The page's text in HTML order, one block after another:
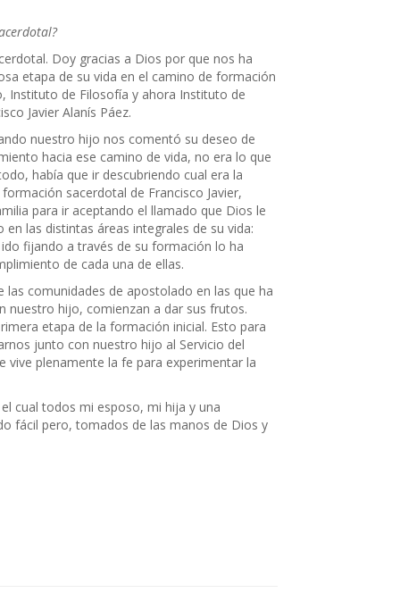
Doy gracias a Dios por que nos ha
etapa de su vida en el camino de formación
Instituto de Filosofía y ahora Instituto de
Javier Alanís Páez.
nuestro hijo nos comentó su deseo de
hacia ese camino de vida, no era lo que
había que ir descubriendo cual era la
sacerdotal de Francisco Javier,
para ir aceptando el llamado que Dios le
las distintas áreas integrales de su vida:
fijando a través de su formación lo ha
de cada una de ellas.
comunidades de apostolado en las que ha
nuestro hijo, comienzan a dar sus frutos.
etapa de la formación inicial. Esto para
junto con nuestro hijo al Servicio del
vive plenamente la fe para experimentar la
cual todos mi esposo, mi hija y una
fácil pero, tomados de las manos de Dios y